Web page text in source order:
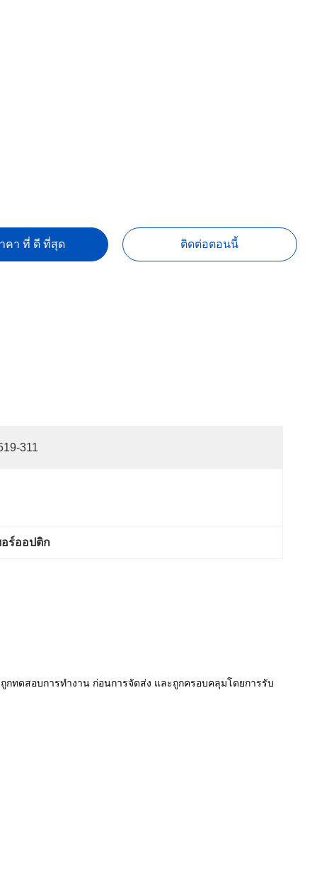
คา ที่ ดี ที่สุด ติดต่อตอนนี้
311
อร์ออปติก
กทดสอบการทํางาน ก่อนการจัดส่ง และถูกครอบคลุมโดยการรับ